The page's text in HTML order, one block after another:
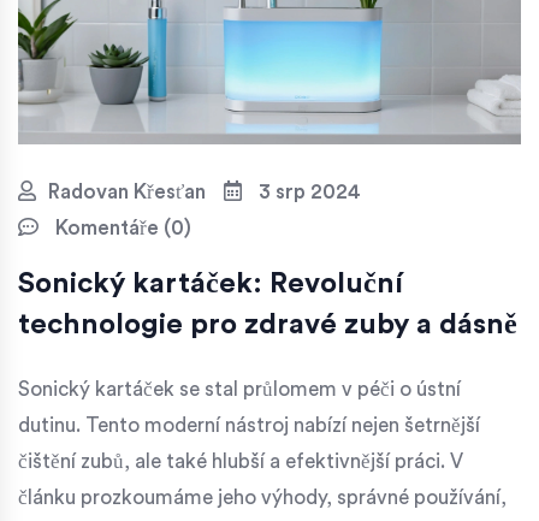
Radovan Křesťan
3 srp 2024
Komentáře (0)
Sonický kartáček: Revoluční
technologie pro zdravé zuby a dásně
Sonický kartáček se stal průlomem v péči o ústní
dutinu. Tento moderní nástroj nabízí nejen šetrnější
čištění zubů, ale také hlubší a efektivnější práci. V
článku prozkoumáme jeho výhody, správné používání,